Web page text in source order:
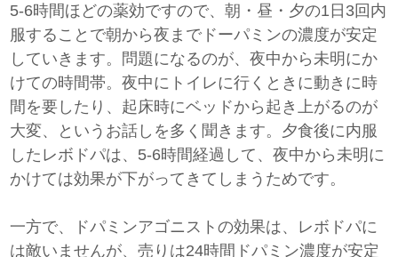
5-6時間ほどの薬効ですので、朝・昼・夕の1日3回内
服することで朝から夜までドーパミンの濃度が安定
していきます。問題になるのが、夜中から未明にか
けての時間帯。夜中にトイレに行くときに動きに時
間を要したり、起床時にベッドから起き上がるのが
大変、というお話しを多く聞きます。夕食後に内服
したレボドパは、5-6時間経過して、夜中から未明に
かけては効果が下がってきてしまうためです。
一方で、ドパミンアゴニストの効果は、レボドパに
は敵いませんが、売りは24時間ドパミン濃度が安定